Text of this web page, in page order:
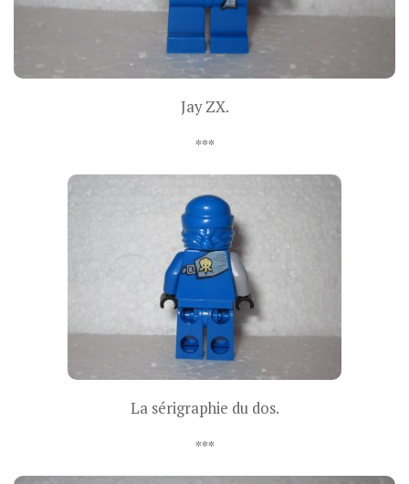
Jay ZX.
***
La sérigraphie du dos.
***